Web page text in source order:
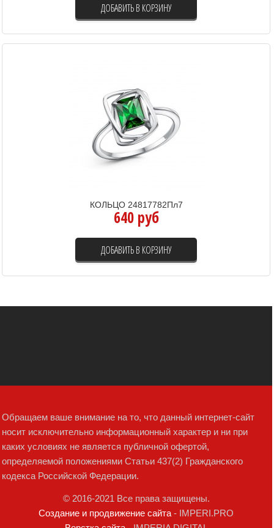
ДОБАВИТЬ В КОРЗИНУ
КОЛЬЦО 24817782Пл7
640 руб
ДОБАВИТЬ В КОРЗИНУ
Обращаем ваше внимание на то, что данный интернет-сайт
носит исключительно информационный характер и ни при
каких условиях не является публичной офертой,
определяемой положениями Статьи 437(2) Гражданского
кодекса Российской Федерации.
© 2016-2021 Все права защищены.
Создание и продвижение сайта - IMPERI.PRO